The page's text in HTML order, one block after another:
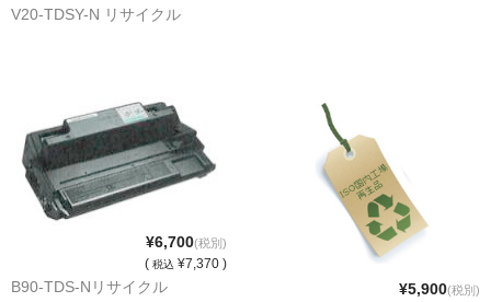
V20-TDSY-N リサイクル
¥6,700(税別)
( 税込 ¥7,370 )
B90-TDS-Nリサイクル ¥5,900(税別)